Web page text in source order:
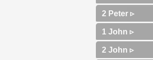
2 Peter ▹
1 John ▹
2 John ▹